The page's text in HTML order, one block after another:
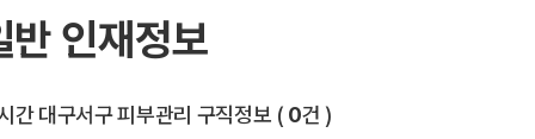
반 인재정보
간 대구서구 피부관리 구직정보 전체 목록
( 0건 )